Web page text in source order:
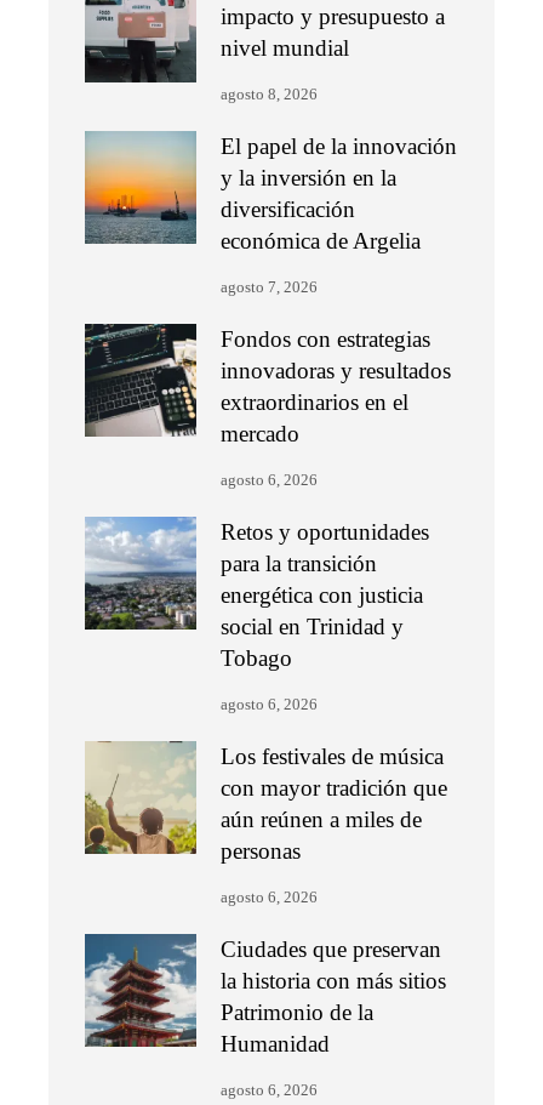
impacto y presupuesto a
nivel mundial
agosto 8, 2026
El papel de la innovación
y la inversión en la
diversificación
económica de Argelia
agosto 7, 2026
Fondos con estrategias
innovadoras y resultados
extraordinarios en el
mercado
agosto 6, 2026
Retos y oportunidades
para la transición
energética con justicia
social en Trinidad y
Tobago
agosto 6, 2026
Los festivales de música
con mayor tradición que
aún reúnen a miles de
personas
agosto 6, 2026
Ciudades que preservan
la historia con más sitios
Patrimonio de la
Humanidad
agosto 6, 2026